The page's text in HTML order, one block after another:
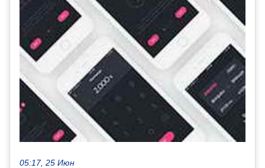
05:17, 25 Июн